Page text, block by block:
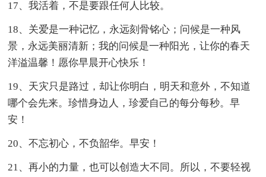
17、我活着，不是要跟任何人比较。
18、关爱是一种记忆，永远刻骨铭心；问候是一种风
景，永远美丽清新；我的问候是一种阳光，让你的春天
洋溢温馨！愿你早晨开心快乐！
19、天灾只是路过，却让你明白，明天和意外，不知道
哪个会先来。珍惜身边人，珍爱自己的每分每秒。早
安！
20、不忘初心，不负韶华。早安！
21、再小的力量，也可以创造大不同。所以，不要轻视